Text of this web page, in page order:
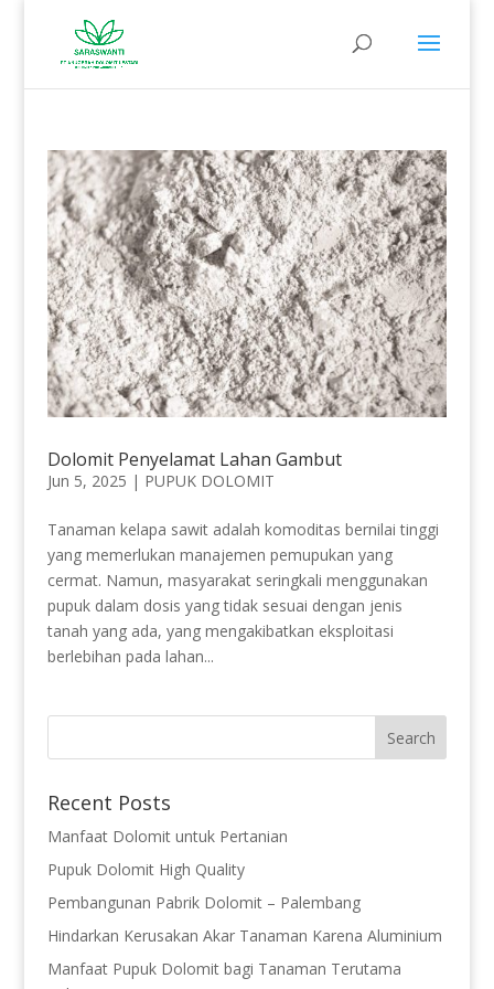
Dolomit Penyelamat Lahan Gambut
Jun 5, 2025 | PUPUK DOLOMIT
Tanaman kelapa sawit adalah komoditas bernilai tinggi
yang memerlukan manajemen pemupukan yang
cermat. Namun, masyarakat seringkali menggunakan
pupuk dalam dosis yang tidak sesuai dengan jenis
tanah yang ada, yang mengakibatkan eksploitasi
berlebihan pada lahan...
Recent Posts
Manfaat Dolomit untuk Pertanian
Pupuk Dolomit High Quality
Pembangunan Pabrik Dolomit – Palembang
Hindarkan Kerusakan Akar Tanaman Karena Aluminium
Manfaat Pupuk Dolomit bagi Tanaman Terutama